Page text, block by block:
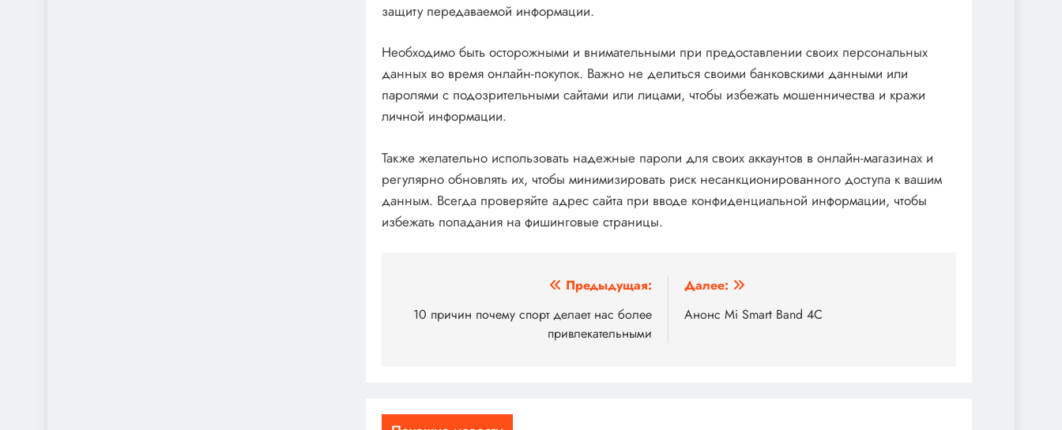
защиту передаваемой информации.
Необходимо быть осторожными и внимательными при предоставлении своих персональных
данных во время онлайн-покупок. Важно не делиться своими банковскими данными или
паролями с подозрительными сайтами или лицами, чтобы избежать мошенничества и кражи
личной информации.
Также желательно использовать надежные пароли для своих аккаунтов в онлайн-магазинах и
регулярно обновлять их, чтобы минимизировать риск несанкционированного доступа к вашим
данным. Всегда проверяйте адрес сайта при вводе конфиденциальной информации, чтобы
избежать попадания на фишинговые страницы.
по
Предыдущая:
10 причин почему спорт делает нас более
привлекательными
Далее:
Анонс Mi Smart Band 4C